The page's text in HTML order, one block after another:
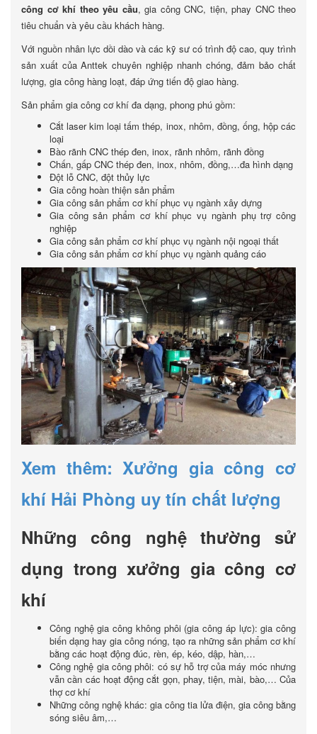
công cơ khí theo yêu cầu, gia công CNC, tiện, phay CNC theo
tiêu chuẩn và yêu cầu khách hàng.
Với nguồn nhân lực dồi dào và các kỹ sư có trình độ cao, quy trình
sản xuất của Anttek chuyên nghiệp nhanh chóng, đảm bảo chất
lượng, gia công hàng loạt, đáp ứng tiến độ giao hàng.
Sản phẩm gia công cơ khí đa dạng, phong phú gồm:
Cắt laser kim loại tấm thép, inox, nhôm, đồng, ống, hộp các
loại
Bào rãnh CNC thép đen, inox, rãnh nhôm, rãnh đồng
Chấn, gấp CNC thép đen, inox, nhôm, đồng,…đa hình dạng
Đột lỗ CNC, đột thủy lực
Gia công hoàn thiện sản phẩm
Gia công sản phẩm cơ khí phục vụ ngành xây dựng
Gia công sản phẩm cơ khí phục vụ ngành phụ trợ công
nghiệp
Gia công sản phẩm cơ khí phục vụ ngành nội ngoại thất
Gia công sản phẩm cơ khí phục vụ ngành quảng cáo
Xem thêm: Xưởng gia công cơ
khí Hải Phòng uy tín chất lượng
Những công nghệ thường sử
dụng trong xưởng gia công cơ
khí
Công nghệ gia công không phôi (gia công áp lực): gia công
biến dạng hay gia công nóng, tạo ra những sản phẩm cơ khí
bằng các hoạt động đúc, rèn, ép, kéo, dập, hàn,…
Công nghệ gia công phôi: có sự hỗ trợ của máy móc nhưng
vẫn cần các hoạt động cắt gọn, phay, tiện, mài, bào,… Của
thợ cơ khí
Những công nghệ khác: gia công tia lửa điện, gia công bằng
sóng siêu âm,…